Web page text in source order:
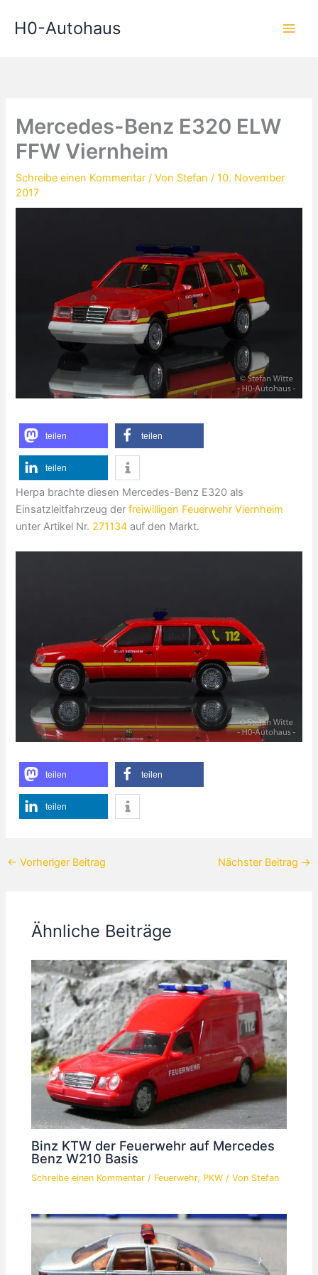
InhaltH0-Autohaus
Mercedes-Benz E320 ELW
FFW Viernheim
Schreibe einen Kommentar / Von Stefan/10. November
2017
teilen teilen
teilen
Herpa brachte diesen Mercedes-Benz E320 als
Einsatzleitfahrzeug derfreiwilligen Feuerwehr Viernheim
unter Artikel Nr. 271134 auf den Markt.
teilen teilen
teilen
← Vorheriger Beitrag Nächster Beitrag →
Ähnliche Beiträge
Binz KTW der Feuerwehr auf Mercedes
Benz W210 Basis
Schreibe einen Kommentar / Feuerwehr, PKW / Von Stefan